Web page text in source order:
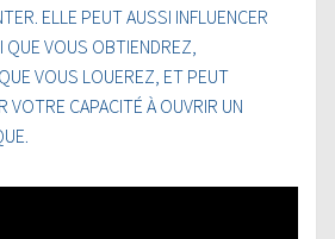
ELLE PEUT AUSSI INFLUENCER
QUE VOUS OBTIENDREZ,
VOUS LOUEREZ, ET PEUT
VOTRE CAPACITÉ À OUVRIR UN